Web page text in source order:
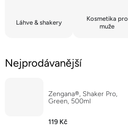
Láhve & shakery
Kosmetika pro
muže
Nejprodávanější
Zengana®, Shaker Pro,
Green, 500ml
119 Kč